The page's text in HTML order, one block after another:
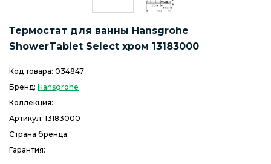
Термостат для ванны Hansgrohe
ShowerTablet Select хром 13183000
Код товара: 034847
Бренд: Hansgrohe
Коллекция:
Артикул: 13183000
Страна бренда:
Гарантия: